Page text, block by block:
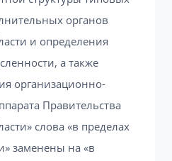
органов
и определения
а также
организационно-
Правительства
слова «в пределах
заменены на «в